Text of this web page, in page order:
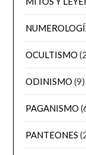
OCULTISMO
ODINISMO (9)
PAGANISMO
PANTEONES